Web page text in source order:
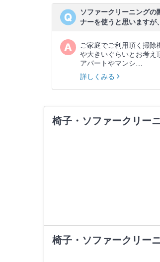
ソファークリーニングの
ナーを使うと思います
ご家庭でご利用頂く掃除
や大きいぐらいとお考え
アパートやマンシ…
詳しくみる
椅子・ソファークリー
椅子・ソファークリー